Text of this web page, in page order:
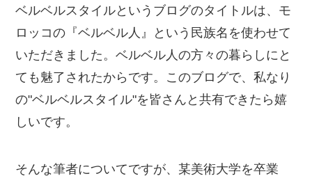
ベルベルスタイルというブログのタイトルは、モ
ロッコの『ベルベル人』という民族名を使わせて
いただきました。ベルベル人の方々の暮らしにと
ても魅了されたからです。このブログで、私なり
の"ベルベルスタイル"を皆さんと共有できたら嬉
しいです。
そんな筆者についてですが、某美術大学を卒業